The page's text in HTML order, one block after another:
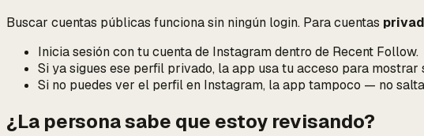
Buscar cuentas públicas funciona sin ningún login. Para cuentas
Inicia sesión con tu cuenta de Instagram dentro de Recent Follow.
Si ya sigues ese perfil privado, la app usa tu acceso para mostrar
Si no puedes ver el perfil en Instagram, la app tampoco — no
¿La persona sabe que estoy revisando?